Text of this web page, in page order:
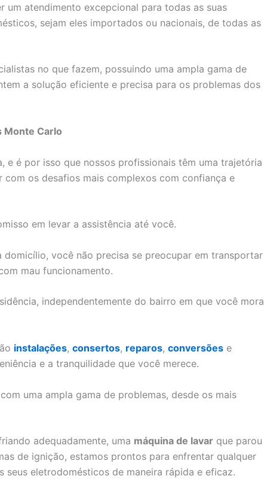
um atendimento excepcional para todas as suas
sejam eles importados ou nacionais, de todas as
no que fazem, possuindo uma ampla gama de
a solução eficiente e precisa para os problemas dos
Monte Carlo
e é por isso que nossos profissionais têm uma trajetória
os desafios mais complexos com confiança e
em levar a assistência até você.
você não precisa se preocupar em transportar
mau funcionamento.
independentemente do bairro em que você mora
instalações, consertos, reparos, conversões e
e a tranquilidade que você merece.
uma ampla gama de problemas, desde os mais
adequadamente, uma máquina de lavar que parou
de ignição, estamos prontos para enfrentar qualquer
seus eletrodomésticos de maneira rápida e eficaz.